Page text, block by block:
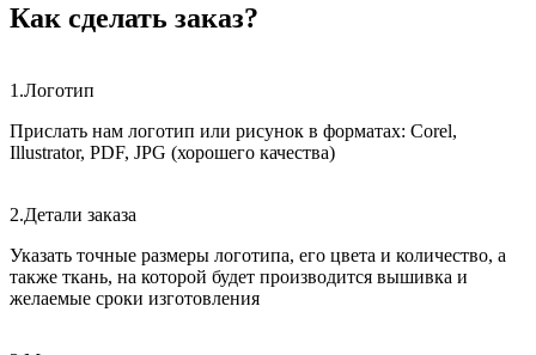
Как сделать заказ?
1.Логотип
Прислать нам логотип или рисунок в форматах: Corel,
Illustrator, PDF, JPG (хорошего качества)
2.Детали заказа
Указать точные размеры логотипа, его цвета и количество, а
также ткань, на которой будет производится вышивка и
желаемые сроки изготовления